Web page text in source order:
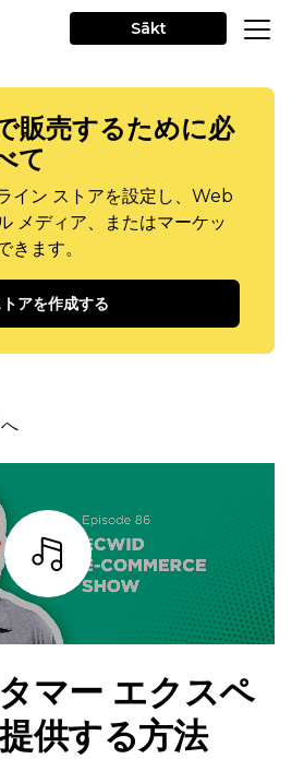
Sākt
販売するために必
て
イン ストアを設定し、Web
メディア、またはマーケッ
きます。
アを作成する
詳細を見る
マー エクスペ
供する方法